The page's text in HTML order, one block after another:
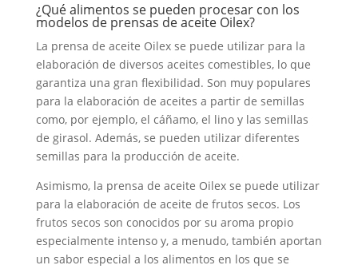
¿Qué alimentos se pueden procesar con los
modelos de prensas de aceite Oilex?
La prensa de aceite Oilex se puede utilizar para la
elaboración de diversos aceites comestibles, lo que
garantiza una gran flexibilidad. Son muy populares
para la elaboración de aceites a partir de semillas
como, por ejemplo, el cáñamo, el lino y las semillas
de girasol. Además, se pueden utilizar diferentes
semillas para la producción de aceite.
Asimismo, la prensa de aceite Oilex se puede utilizar
para la elaboración de aceite de frutos secos. Los
frutos secos son conocidos por su aroma propio
especialmente intenso y, a menudo, también aportan
un sabor especial a los alimentos en los que se